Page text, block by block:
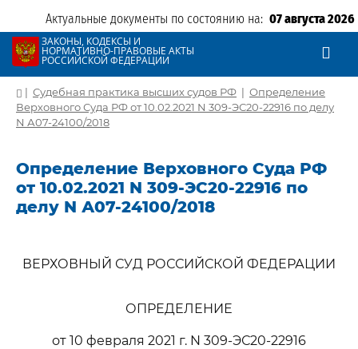
Актуальные документы по состоянию на: 07 августа 2026
ЗАКОНЫ, КОДЕКСЫ И
НОРМАТИВНО-ПРАВОВЫЕ АКТЫ
РОССИЙСКОЙ ФЕДЕРАЦИИ
| Судебная практика высших судов РФ | Определение
Верховного Суда РФ от 10.02.2021 N 309-ЭС20-22916 по делу
N А07-24100/2018
Определение Верховного Суда РФ
от 10.02.2021 N 309-ЭС20-22916 по
делу N А07-24100/2018
ВЕРХОВНЫЙ СУД РОССИЙСКОЙ ФЕДЕРАЦИИ
ОПРЕДЕЛЕНИЕ
от 10 февраля 2021 г. N 309-ЭС20-22916